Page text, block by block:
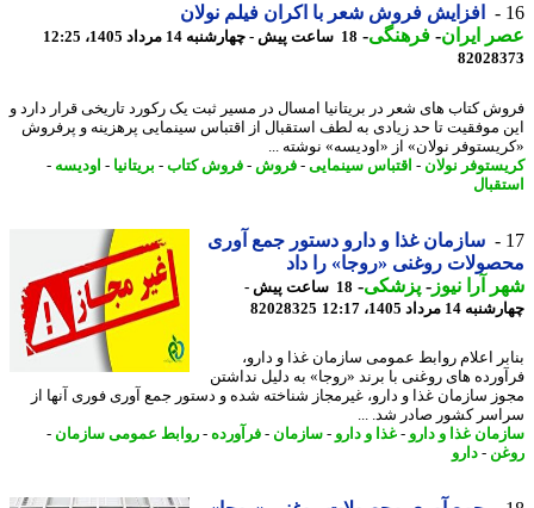
افزایش فروش شعر با اکران فیلم نولان
ایران- فرهنگی-18 ساعت پیش - چهارشنبه 14 مرداد 1405، 12:25
کتاب های شعر در بریتانیا امسال در مسیر ثبت یک رکورد تاریخی قرار دارد و
موفقیت تا حد زیادی به لطف استقبال از اقتباس سینمایی پرهزینه و پرفروش
نولان» از «اودیسه» نوشته ...
نولان-اقتباس سینمایی-فروش -فروش کتاب-بریتانیا -اودیسه-
سازمان غذا و دارو دستور جمع آوری
روغنی «روجا» را داد
آرا نیوز-پزشکی-
18 ساعت پیش -
مرداد 1405، 12:17
82028325
اعلام روابط عمومی سازمان غذا و دارو،
های روغنی با برند «روجا» به دلیل نداشتن
سازمان غذا و دارو، غیرمجاز شناخته شده و دستور جمع آوری فوری آنها از
کشور صادر شد. ...
غذا و دارو - غذا و دارو - سازمان -فرآورده- روابط عمومی سازمان -
-دارو